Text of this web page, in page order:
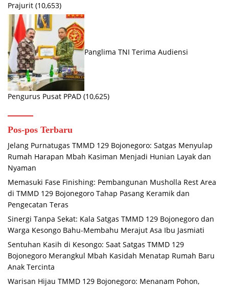
Prajurit (10,653)
Panglima TNI Terima Audiensi
Pengurus Pusat PPAD (10,625)
Pos-pos Terbaru
Jelang Purnatugas TMMD 129 Bojonegoro: Satgas Menyulap
Rumah Harapan Mbah Kasiman Menjadi Hunian Layak dan
Nyaman
Memasuki Fase Finishing: Pembangunan Musholla Rest Area
di TMMD 129 Bojonegoro Tahap Pasang Keramik dan
Pengecatan Teras
Sinergi Tanpa Sekat: Kala Satgas TMMD 129 Bojonegoro dan
Warga Kesongo Bahu-Membahu Merajut Asa Ibu Jasmiati
Sentuhan Kasih di Kesongo: Saat Satgas TMMD 129
Bojonegoro Merangkul Mbah Kasidah Menatap Rumah Baru
Anak Tercinta
Warisan Hijau TMMD 129 Bojonegoro: Menanam Pohon,